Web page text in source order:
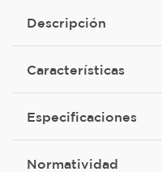
Descripción
Características
Especificaciones
Normatividad